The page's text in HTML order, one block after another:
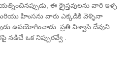
ఈ క్రైస్తవులను వారి ఇళ్ళ
హింసను వారు ఎక్కడికి వెళ్ళినా
ఉపయోగించాడు. ప్రతి విశ్వాసి దేవుని
ఒక నిప్పురవ్వే .